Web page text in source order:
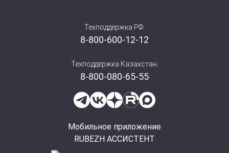
Техподдержка РФ:
8-800-600-12-12
Техподдержка Казахстан:
8-800-080-65-55
Мобильное приложение
RUBEZH АССИСТЕНТ